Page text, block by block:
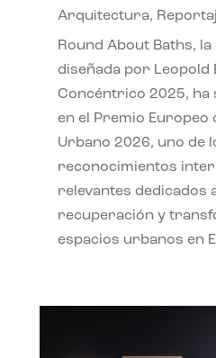
Arquitectura,
Round About Baths,
diseñada por Leopold
Concéntrico 2025, ha
en el Premio Europeo
Urbano 2026, uno de
reconocimientos
relevantes dedicados
recuperación y
espacios urbanos en